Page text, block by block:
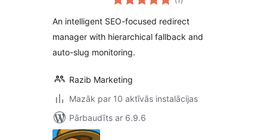
kopsumma
An intelligent SEO-focused redirect
manager with hierarchical fallback and
auto-slug monitoring.
Razib Marketing
Mazāk par 10 aktīvās instalācijas
Pārbaudīts ar 6.9.6